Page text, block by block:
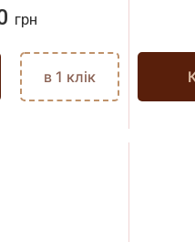
грн
в 1 клік